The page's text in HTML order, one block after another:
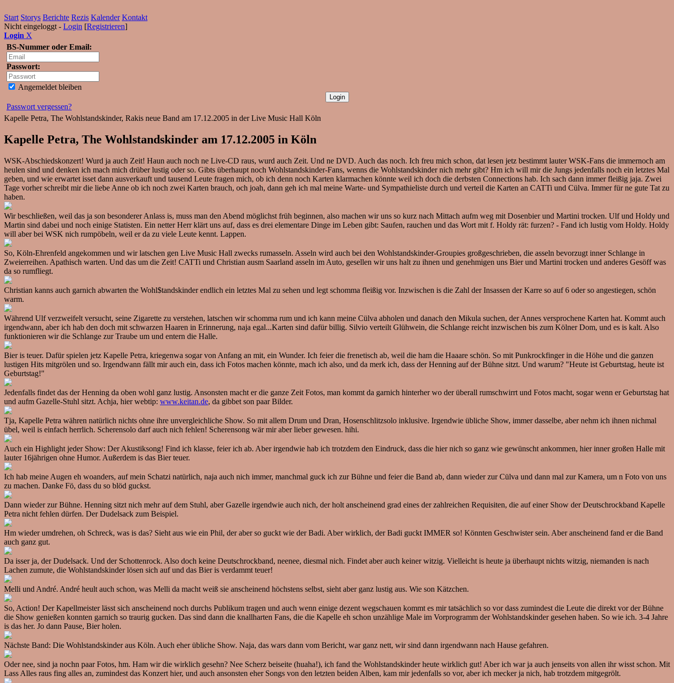
Start Storys Berichte Rezis Kalender Kontakt
Nicht eingeloggt - Login [Registrieren]
Login X
BS-Nummer oder Email:
Passwort:
Angemeldet bleiben
Passwort vergessen?
Kapelle Petra, The Wohlstandskinder, Rakis neue Band am 17.12.2005 in der Live Music Hall Köln
Kapelle Petra, The Wohlstandskinder am 17.12.2005 in Köln
WSK-Abschiedskonzert! Wurd ja auch Zeit! Haun auch noch ne Live-CD raus, wurd auch Zeit. Und ne DVD. Auch das noch. Ich freu mich schon, dat lesen jetz bestimmt lauter WSK-Fans die immernoch am
heulen sind und denken ich mach mich drüber lustig oder so. Gibts überhaupt noch Wohlstandskinder-Fans, wenns die Wohlstandskinder nich mehr gibt? Hm ich will mir die Jungs jedenfalls noch ein letztes Mal
geben, und wie erwartet isset dann ausverkauft und tausend Leute fragen mich, ob ich denn noch Karten klarmachen könnte weil ich doch die derbsten Connections hab. Ich sach dann immer fleißig jaja. Zwei
Tage vorher schreibt mir die liebe Anne ob ich noch zwei Karten brauch, och joah, dann geh ich mal meine Warte- und Sympathieliste durch und verteil die Karten an CATTi und Cülva. Immer für ne gute Tat zu
haben.
Wir beschließen, weil das ja son besonderer Anlass is, muss man den Abend möglichst früh beginnen, also machen wir uns so kurz nach Mittach aufm weg mit Dosenbier und Martini trocken. Ulf und Holdy und
Martin sind dabei und noch einige Statisten. Ein netter Herr klärt uns auf, dass es drei elementare Dinge im Leben gibt: Saufen, rauchen und das Wort mit f. Holdy rät: furzen? - Fand ich lustig vom Holdy. Holdy
will aber bei WSK nich rumpöbeln, weil er da zu viele Leute kennt. Lappen.
So, Köln-Ehrenfeld angekommen und wir latschen gen Live Music Hall zwecks rumasseln. Asseln wird auch bei den Wohlstandskinder-Groupies großgeschrieben, die asseln bevorzugt inner Schlange in
Zweierreihen. Apathisch warten. Und das um die Zeit! CATTi und Christian ausm Saarland asseln im Auto, gesellen wir uns halt zu ihnen und genehmigen uns Bier und Martini trocken und anderes Gesöff was
da so rumfliegt.
Christian kanns auch garnich abwarten the Wohl$tandskinder endlich ein letztes Mal zu sehen und legt schomma fleißig vor. Inzwischen is die Zahl der Insassen der Karre so auf 6 oder so angestiegen, schön
warm.
Während Ulf verzweifelt versucht, seine Zigarette zu verstehen, latschen wir schomma rum und ich kann meine Cülva abholen und danach den Mikula suchen, der Annes versprochene Karten hat. Kommt auch
irgendwann, aber ich hab den doch mit schwarzen Haaren in Erinnerung, naja egal...Karten sind dafür billig. Silvio verteilt Glühwein, die Schlange reicht inzwischen bis zum Kölner Dom, und es is kalt. Also
funktionieren wir die Schlange zur Traube um und entern die Halle.
Bier is teuer. Dafür spielen jetz Kapelle Petra, kriegenwa sogar von Anfang an mit, ein Wunder. Ich feier die frenetisch ab, weil die ham die Haaare schön. So mit Punkrockfinger in die Höhe und die ganzen
lustigen Hits mitgrölen und so. Irgendwann fällt mir auch ein, dass ich Fotos machen könnte, mach ich also, und da merk ich, dass der Henning auf der Bühne sitzt. Und warum? "Heute ist Geburtstag, heute ist
Geburtstag!"
Jedenfalls findet das der Henning da oben wohl ganz lustig. Ansonsten macht er die ganze Zeit Fotos, man kommt da garnich hinterher wo der überall rumschwirrt und Fotos macht, sogar wenn er Geburtstag hat
und aufm Gazelle-Stuhl sitzt. Achja, hier webtip: www.keitan.de, da gibbet son paar Bilder.
Tja, Kapelle Petra währen natürlich nichts ohne ihre unvergleichliche Show. So mit allem Drum und Dran, Hosenschlitzsolo inklusive. Irgendwie übliche Show, immer dasselbe, aber nehm ich ihnen nichmal
übel, weil is einfach herrlich. Scherensolo darf auch nich fehlen! Scherensong wär mir aber lieber gewesen. hihi.
Auch ein Highlight jeder Show: Der Akustiksong! Find ich klasse, feier ich ab. Aber irgendwie hab ich trotzdem den Eindruck, dass die hier nich so ganz wie gewünscht ankommen, hier inner großen Halle mit
lauter 16jährigen ohne Humor. Außerdem is das Bier teuer.
Ich hab meine Augen eh woanders, auf mein Schatzi natürlich, naja auch nich immer, manchmal guck ich zur Bühne und feier die Band ab, dann wieder zur Cülva und dann mal zur Kamera, um n Foto von uns
zu machen. Danke Fö, dass du so blöd guckst.
Dann wieder zur Bühne. Henning sitzt nich mehr auf dem Stuhl, aber Gazelle irgendwie auch nich, der holt anscheinend grad eines der zahlreichen Requisiten, die auf einer Show der Deutschrockband Kapelle
Petra nicht fehlen dürfen. Der Dudelsack zum Beispiel.
Hm wieder umdrehen, oh Schreck, was is das? Sieht aus wie ein Phil, der aber so guckt wie der Badi. Aber wirklich, der Badi guckt IMMER so! Könnten Geschwister sein. Aber anscheinend fand er die Band
auch ganz gut.
Da isser ja, der Dudelsack. Und der Schottenrock. Also doch keine Deutschrockband, neenee, diesmal nich. Findet aber auch keiner witzig. Vielleicht is heute ja überhaupt nichts witzig, niemanden is nach
Lachen zumute, die Wohlstandskinder lösen sich auf und das Bier is verdammt teuer!
Melli und André. André heult auch schon, was Melli da macht weiß sie anscheinend höchstens selbst, sieht aber ganz lustig aus. Wie son Kätzchen.
So, Action! Der Kapellmeister lässt sich anscheinend noch durchs Publikum tragen und auch wenn einige dezent wegschauen kommt es mir tatsächlich so vor dass zumindest die Leute die direkt vor der Bühne
die Show genießen konnten garnich so traurig gucken. Das sind dann die knallharten Fans, die die Kapelle eh schon unzählige Male im Vorprogramm der Wohlstandskinder gesehen haben. So wie ich. 3-4 Jahre
is das her. Jo dann Pause, Bier holen.
Nächste Band: Die Wohlstandskinder aus Köln. Auch eher übliche Show. Naja, das wars dann vom Bericht, war ganz nett, wir sind dann irgendwann nach Hause gefahren.
Oder nee, sind ja nochn paar Fotos, hm. Ham wir die wirklich gesehn? Nee Scherz beiseite (huaha!), ich fand the Wohlstandskinder heute wirklich gut! Aber ich war ja auch jenseits von allen ihr wisst schon. Mit
Lass Alles raus fing alles an, zumindest das Konzert hier, und auch ansonsten eher Songs von den letzten beiden Alben, kam mir jedenfalls so vor, aber ich mecker ja nich, hab trotzdem mitgegrölt.